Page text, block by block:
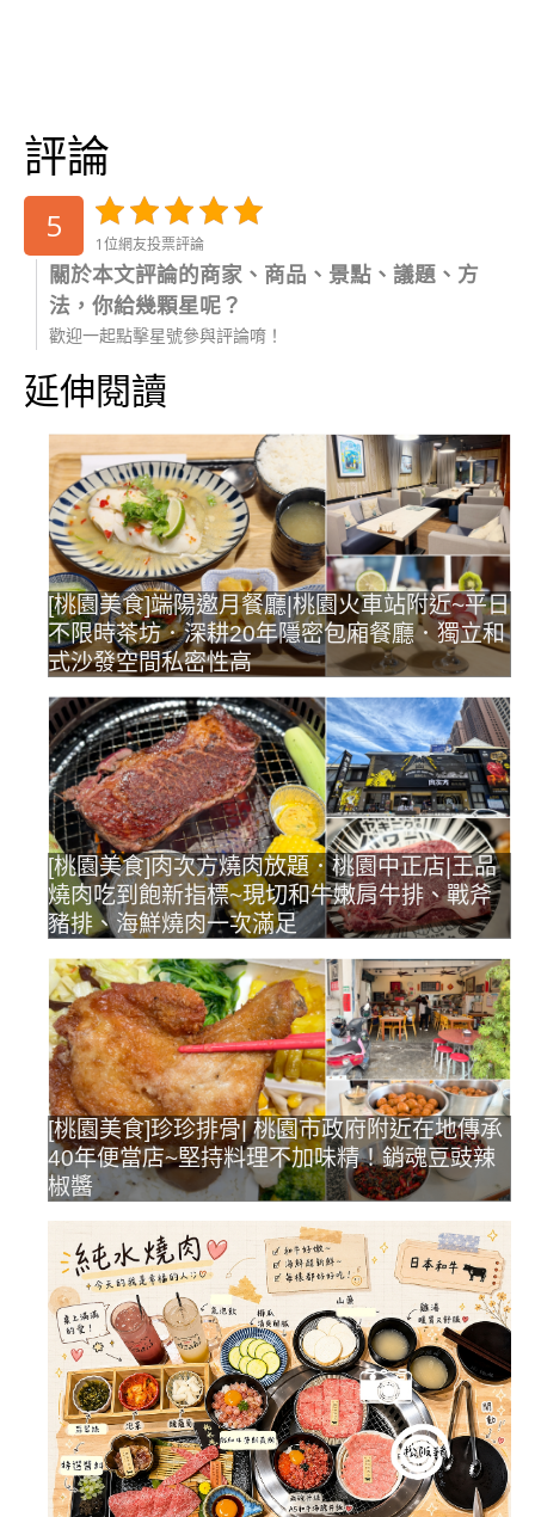
評論
5 1位網友投票評論
關於本文評論的商家、商品、景點、議題、方
法，你給幾顆星呢？
歡迎一起點擊星號參與評論唷！
延伸閱讀
[桃園美食]端陽邀月餐廳|桃園火車站附近~平日
不限時茶坊．深耕20年隱密包廂餐廳．獨立和
式沙發空間私密性高
[桃園美食]肉次方燒肉放題．桃園中正店|王品
燒肉吃到飽新指標~現切和牛嫩肩牛排、戰斧
豬排、海鮮燒肉一次滿足
[桃園美食]珍珍排骨| 桃園市政府附近在地傳承
40年便當店~堅持料理不加味精！銷魂豆豉辣
椒醬